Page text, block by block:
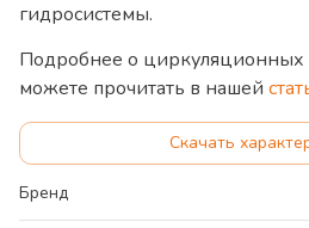
гидросистемы.
Подробнее о циркуляционных
можете прочитать в нашей
Скачать
Бренд